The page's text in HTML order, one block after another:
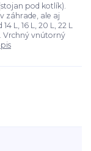
pod kotlík).
záhrade, ale aj
L, 16 L, 20 L, 22 L
Vrchný vnútorný